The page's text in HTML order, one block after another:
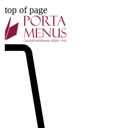
top of page